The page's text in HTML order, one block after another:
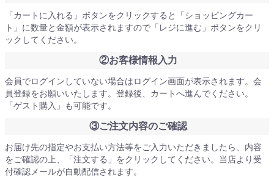
「カートに入れる」ボタンをクリックすると「ショッピングカー
ト」に数量と金額が表示されますので「レジに進む」ボタンをクリ
ックしてください。
②お客様情報入力
会員でログインしていない場合はログイン画面が表示されます。会
員登録をお願いいたします。登録後、カートへ進んでください。
「ゲスト購入」も可能です。
③ご注文内容のご確認
お届け先の指定やお支払い方法等をご入力いただきましたら、内容
をご確認の上、「注文する」をクリックしてください。当店より受
付確認メールが自動配信されます。